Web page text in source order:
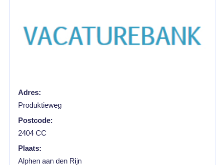
Adres:
Produktieweg
Postcode:
2404 CC
Plaats:
Alphen aan den Rijn